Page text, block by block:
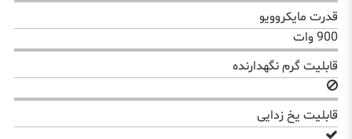
قدرت مایکروویو
900 وات
قابلیت گرم نگهدارنده
قابلیت یخ زدایی